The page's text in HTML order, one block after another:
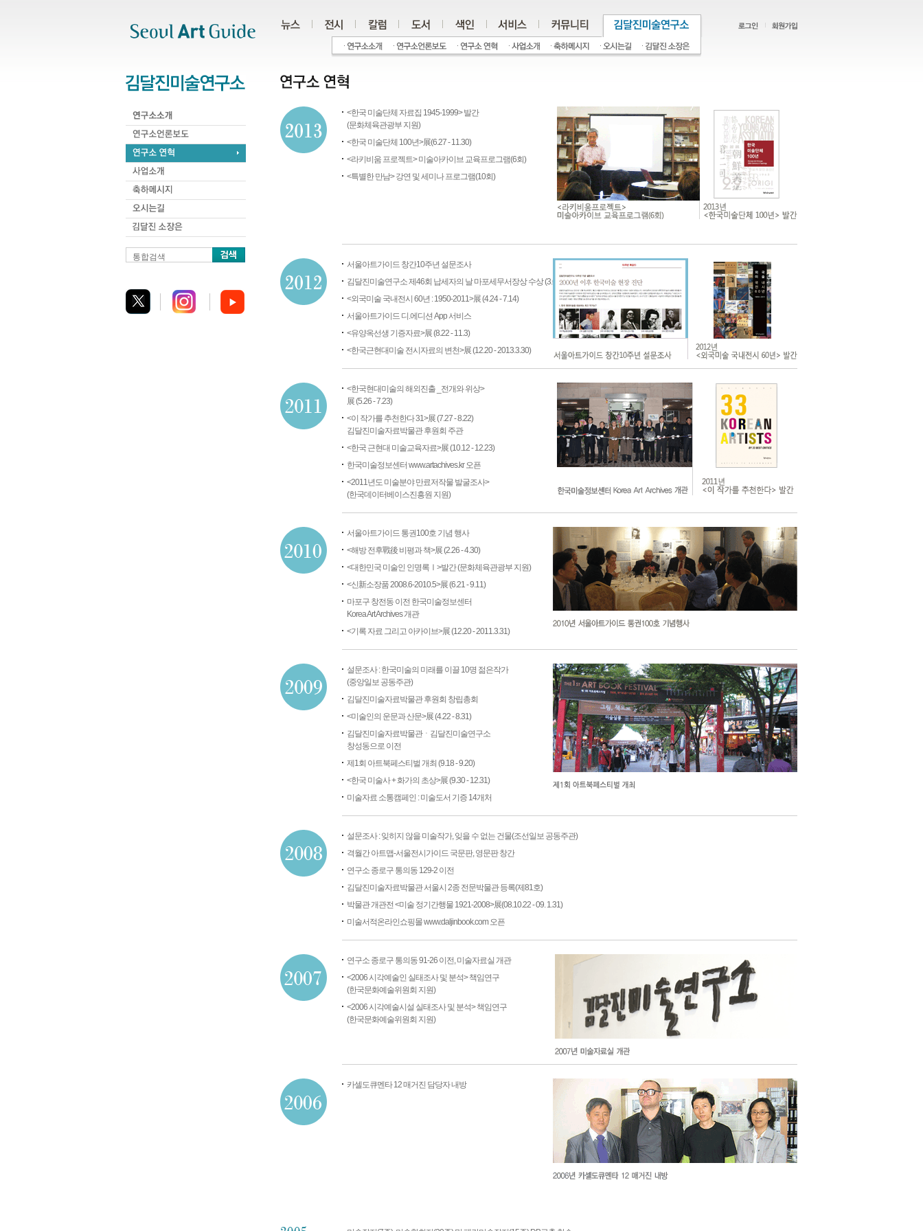
통합검색
<한국 미술단체 자료집 1945-1999> 발간
(문화체육관광부 지원)
<한국 미술단체 100년>展(6.27 - 11.30)
<라키비움 프로젝트> 미술아카이브 교육프로그램(6회)
<특별한 만남> 강연 및 세미나 프로그램(10회)
서울아트가이드 창간10주년 설문조사
김달진미술연구소 제46회 납세자의 날 마포세무서장상 수상 (3.6)
<외국미술 국내전시 60년 : 1950-2011>展 (4.24 - 7.14)
서울아트가이드 디.에디션 App 서비스
<유양옥선생 기증자료>展 (8.22 - 11.3)
<한국근현대미술 전시자료의 변천>展 (12.20 - 2013.3.30)
<한국현대미술의 해외진출 _전개와 위상>
展 (5.26 - 7.23)
<이 작가를 추천한다 31>展 (7.27 - 8.22)
김달진미술자료박물관 후원회 주관
<한국 근현대 미술교육자료>展 (10.12 - 12.23)
한국미술정보센터 www.artachives.kr 오픈
<2011년도 미술분야 만료저작물 발굴조사>
(한국데이터베이스진흥원 지원)
서울아트가이드 통권100호 기념 행사
<해방 전후戰後 비평과 책>展 (2.26 - 4.30)
<대한민국 미술인 인명록Ⅰ>발간 (문화체육관광부 지원)
<신新소장품 2008.6-2010.5>展 (6.21 - 9.11)
마포구 창전동 이전 한국미술정보센터
Korea Art Archives 개관
<기록 자료 그리고 아카이브>展 (12.20 - 2011.3.31)
설문조사 : 한국미술의 미래를 이끌 10명 젊은작가
(중앙일보 공동주관)
김달진미술자료박물관 후원회 창립총회
<미술인의 운문과 산문>展 (4.22 - 8.31)
김달진미술자료박물관ㆍ김달진미술연구소
창성동으로 이전
제1회 아트북페스티벌 개최 (9.18 - 9.20)
<한국 미술사 + 화가의 초상>展 (9.30 - 12.31)
미술자료 소통캠페인 : 미술도서 기증 14개처
설문조사 : 잊히지 않을 미술작가, 잊을 수 없는 건물(조선일보 공동주관)
격월간 아트맵-서울전시가이드 국문판, 영문판 창간
연구소 종로구 통의동 129-2 이전
김달진미술자료박물관 서울시 2종 전문박물관 등록(제81호)
박물관 개관전 <미술 정기간행물 1921-2008>展(08.10.22 - 09. 1.31)
미술서적온라인쇼핑몰 www.daljinbook.com 오픈
연구소 종로구 통의동 91-26 이전, 미술자료실 개관
<2006 시각예술인 실태조사 및 분석> 책임연구
(한국문화예술위원회 지원)
<2006 시각예술시설 실태조사 및 분석> 책임연구
(한국문화예술위원회 지원)
카셀도큐멘타 12 매거진 담당자 내방